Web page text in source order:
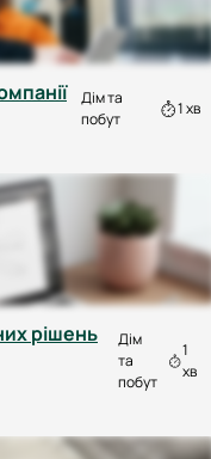
Дім та
побут
1 хв
рішень
Дім
та
побут
1
хв